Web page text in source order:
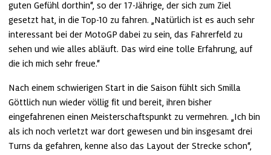
guten Gefühl dorthin“, so der 17-Jährige, der sich zum Ziel
gesetzt hat, in die Top-10 zu fahren. „Natürlich ist es auch sehr
interessant bei der MotoGP dabei zu sein, das Fahrerfeld zu
sehen und wie alles abläuft. Das wird eine tolle Erfahrung, auf
die ich mich sehr freue.“
Nach einem schwierigen Start in die Saison fühlt sich Smilla
Göttlich nun wieder völlig fit und bereit, ihren bisher
eingefahrenen einen Meisterschaftspunkt zu vermehren. „Ich bin
als ich noch verletzt war dort gewesen und bin insgesamt drei
Turns da gefahren, kenne also das Layout der Strecke schon“,